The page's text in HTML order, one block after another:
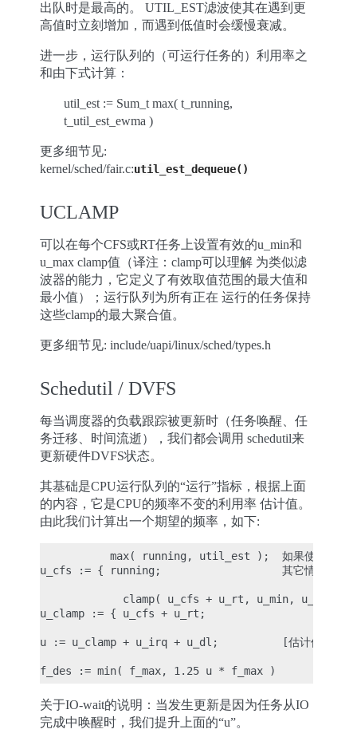
出队时是最高的。 UTIL_EST滤波使其在遇到更
高值时立刻增加，而遇到低值时会缓慢衰减。
进一步，运行队列的（可运行任务的）利用率之
和由下式计算：
util_est := Sum_t max( t_running,
t_util_est_ewma )
更多细节见:
kernel/sched/fair.c:util_est_dequeue()
UCLAMP
可以在每个CFS或RT任务上设置有效的u_min和
u_max clamp值（译注：clamp可以理解 为类似滤
波器的能力，它定义了有效取值范围的最大值和
最小值）；运行队列为所有正在 运行的任务保持
这些clamp的最大聚合值。
更多细节见: include/uapi/linux/sched/types.h
Schedutil / DVFS
每当调度器的负载跟踪被更新时（任务唤醒、任
务迁移、时间流逝），我们都会调用 schedutil来
更新硬件DVFS状态。
其基础是CPU运行队列的“运行”指标，根据上面
的内容，它是CPU的频率不变的利用率 估计值。
由此我们计算出一个期望的频率，如下:
max( running, util_est );  如果使能
u_cfs := { running;                   其它情况
clamp( u_cfs + u_rt, u_min, u_max );
u_clamp := { u_cfs + u_rt;
u := u_clamp + u_irq + u_dl;          [估计值。更多
关于IO-wait的说明：当发生更新是因为任务从IO
完成中唤醒时，我们提升上面的“u”。